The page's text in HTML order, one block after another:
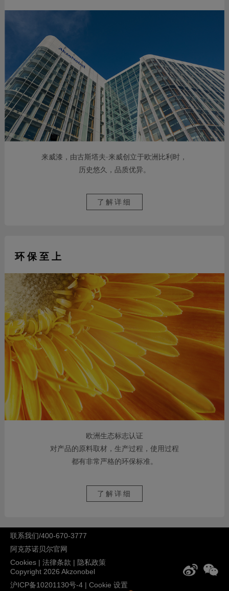
来威漆，由古斯塔夫·来威创立于欧洲比利时，
历史悠久，品质优异。
了解详细
环 保 至 上
欧洲生态标志认证
对产品的原料取材，生产过程，使用过程
都有非常严格的环保标准。
了解详细
联系我们/400-670-3777
阿克苏诺贝尔官网
Cookies | 法律条款 | 隐私政策
Copyright 2026 Akzonobel
沪ICP备10201130号-4 | Cookie 设置